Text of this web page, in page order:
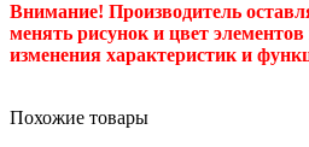
Внимание! Производитель
менять рисунок и цвет элементов
изменения характеристик и
Похожие товары